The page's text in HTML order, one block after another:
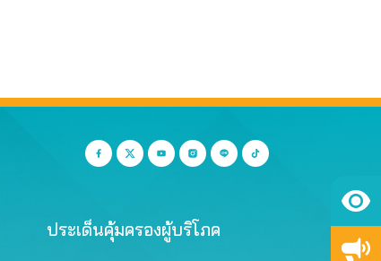
ประเด็นคุ้มครองผู้บริโภค